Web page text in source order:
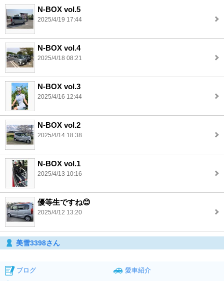
N-BOX vol.5
2025/4/19 17:44
N-BOX vol.4
2025/4/18 08:21
N-BOX vol.3
2025/4/16 12:44
N-BOX vol.2
2025/4/14 18:38
N-BOX vol.1
2025/4/13 10:16
優等生ですね😊
2025/4/12 13:20
美雪3398さん
ブログ 愛車紹介